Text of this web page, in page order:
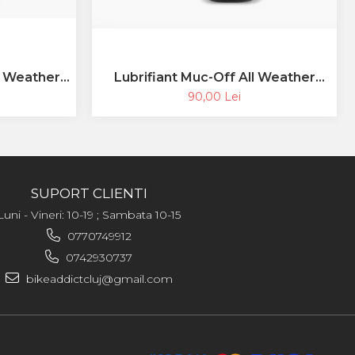
Lubrifiant Muc-Off All Weather
Lube 120ml
90,00 Lei
SUPORT CLIENTI
- Vineri: 10-19 ; Sambata 10-15
0770749912
0742930737
bikeaddictcluj@gmail.com